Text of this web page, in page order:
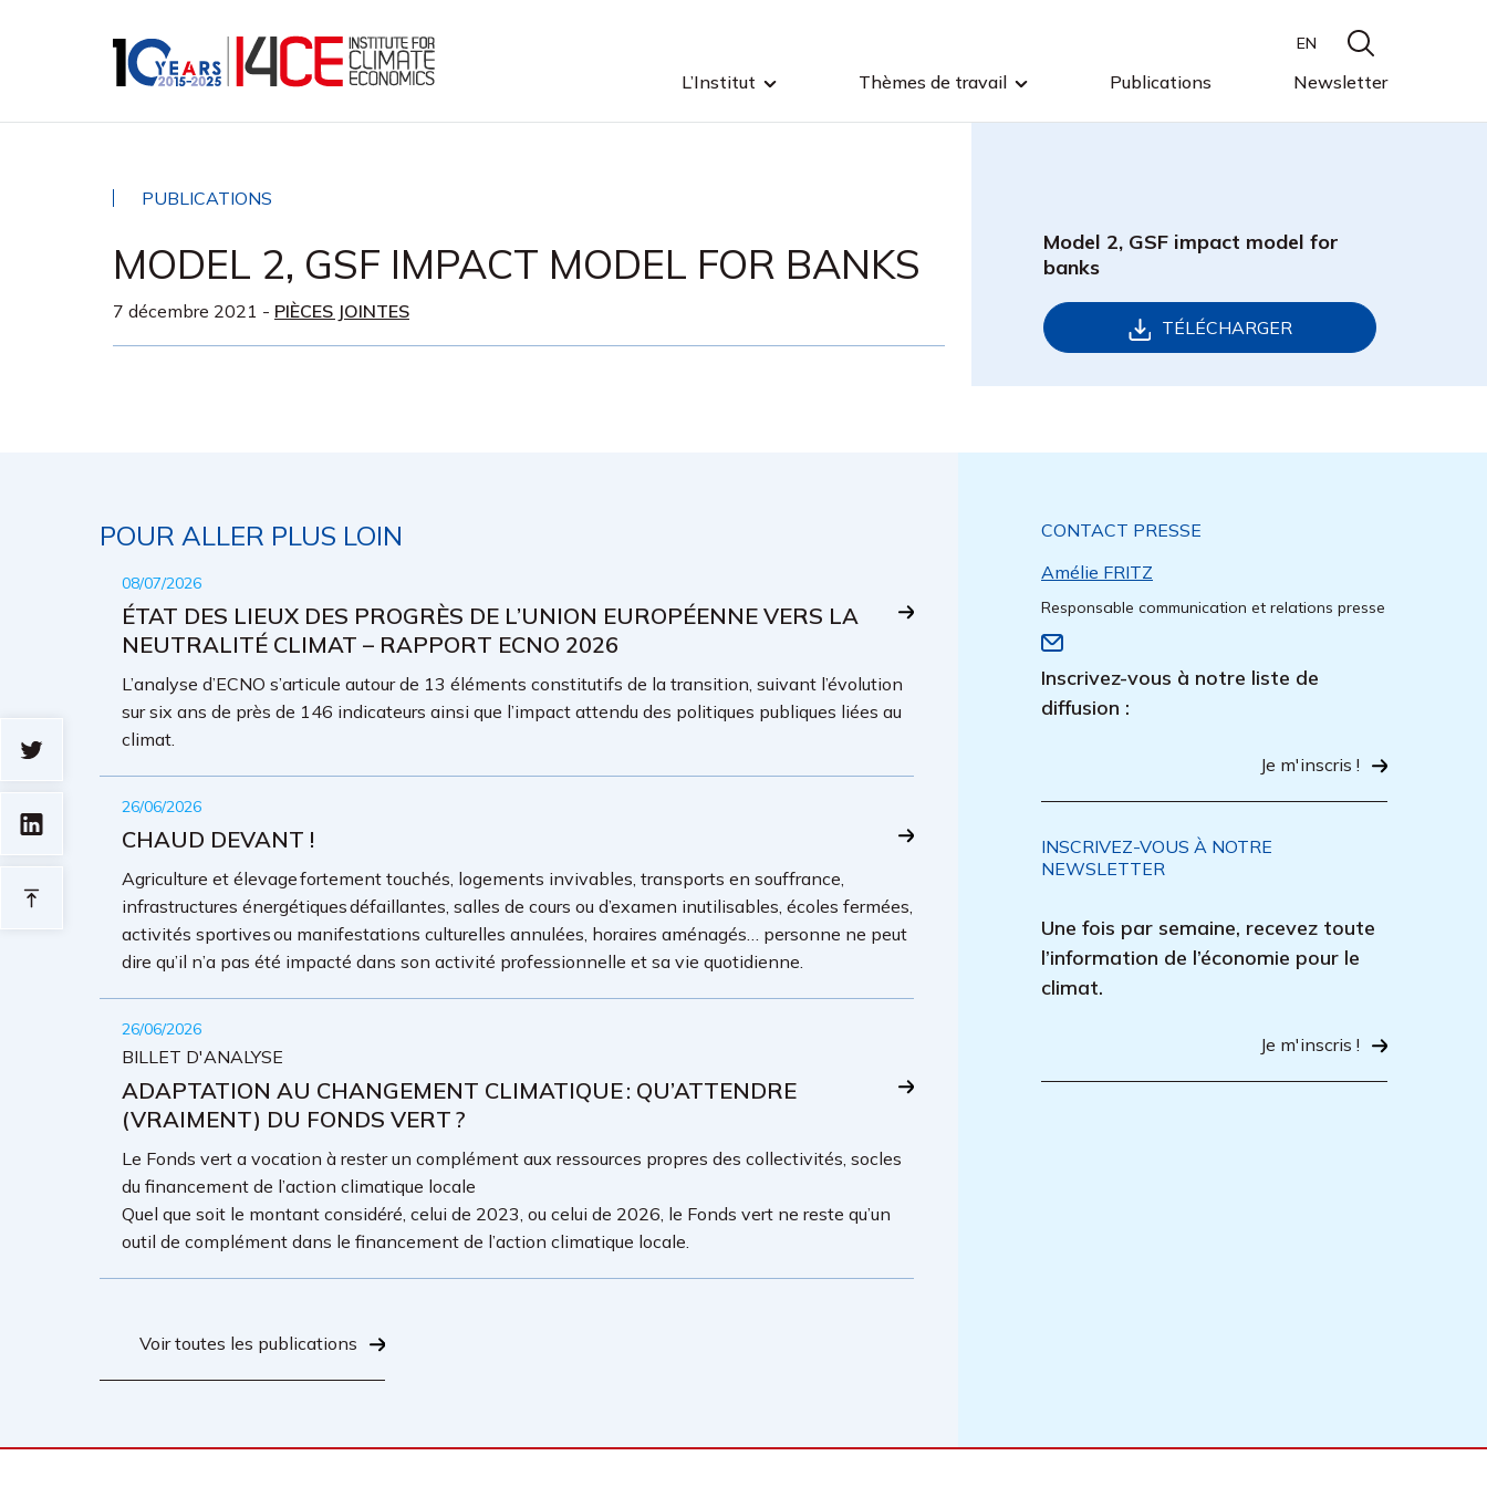
L’Institut Thèmes de travail Publications Newsletter
EN
PUBLICATIONS
MODEL 2, GSF IMPACT MODEL FOR BANKS
7 décembre 2021 - PIÈCES JOINTES
Model 2, GSF impact model for
banks
TÉLÉCHARGER
POUR ALLER PLUS LOIN
08/07/2026
ÉTAT DES LIEUX DES PROGRÈS DE L’UNION EUROPÉENNE VERS LA
NEUTRALITÉ CLIMAT – RAPPORT ECNO 2026
L’analyse d’ECNO s’articule autour de 13 éléments constitutifs de la transition, suivant l’évolution
sur six ans de près de 146 indicateurs ainsi que l’impact attendu des politiques publiques liées au
climat.
26/06/2026
CHAUD DEVANT !
Agriculture et élevage fortement touchés, logements invivables, transports en souffrance,
infrastructures énergétiques défaillantes, salles de cours ou d’examen inutilisables, écoles fermées,
activités sportives ou manifestations culturelles annulées, horaires aménagés… personne ne peut
dire qu’il n’a pas été impacté dans son activité professionnelle et sa vie quotidienne.
26/06/2026
BILLET D'ANALYSE
ADAPTATION AU CHANGEMENT CLIMATIQUE : QU’ATTENDRE
(VRAIMENT) DU FONDS VERT ?
Le Fonds vert a vocation à rester un complément aux ressources propres des collectivités, socles
du financement de l’action climatique locale
Quel que soit le montant considéré, celui de 2023, ou celui de 2026, le Fonds vert ne reste qu’un
outil de complément dans le financement de l’action climatique locale.
Voir toutes les publications
CONTACT PRESSE
Amélie FRITZ
Responsable communication et relations presse
Inscrivez-vous à notre liste de
diffusion :
Je m'inscris !
INSCRIVEZ-VOUS À NOTRE
NEWSLETTER
Une fois par semaine, recevez toute
l’information de l’économie pour le
climat.
Je m'inscris !